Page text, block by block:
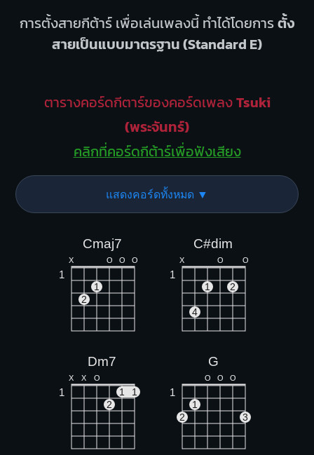
การตั้งสายกีต้าร์ เพื่อเล่นเพลงนี้ ทำได้โดยการตั้ง
สายเป็นแบบมาตรฐาน (Standard E)
ตารางคอร์ดกีตาร์ของคอร์ดเพลงTsuki
(พระจันทร์)
คลิกที่คอร์ดกีต้าร์เพื่อฟังเสียง
แสดงคอร์ดทั้งหมด ▼
Cmaj7
X O O O
1
1
2
C#dim
X O O
1
1 2
4
Dm7
X X O
1 1
1
2
G
O O O
1
1
2
3